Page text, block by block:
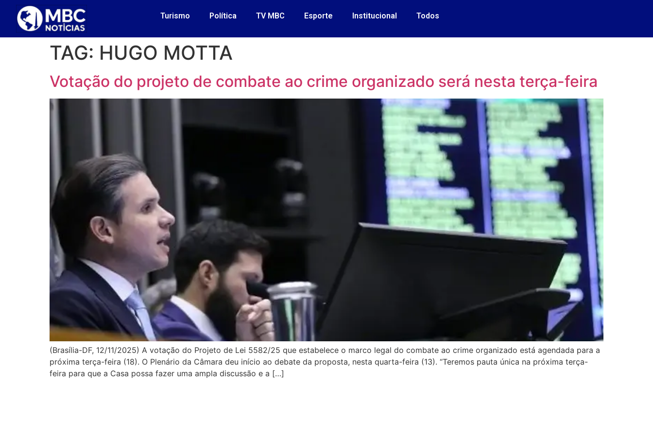
Turismo Política TV MBC Esporte Institucional Todos
TAG: HUGO MOTTA
Votação do projeto de combate ao crime organizado será nesta terça-feira
(Brasília-DF, 12/11/2025) A votação do Projeto de Lei 5582/25 que estabelece o marco legal do combate ao crime organizado está agendada para a
próxima terça-feira (18). O Plenário da Câmara deu início ao debate da proposta, nesta quarta-feira (13). “Teremos pauta única na próxima terça-
feira para que a Casa possa fazer uma ampla discussão e a […]